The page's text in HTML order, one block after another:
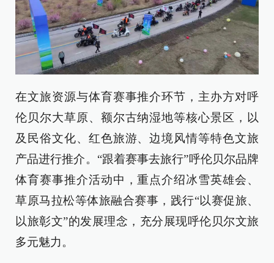
在文旅资源与体育赛事推介环节，主办方对呼
伦贝尔大草原、额尔古纳湿地等核心景区，以
及民俗文化、红色旅游、边境风情等特色文旅
产品进行推介。“跟着赛事去旅行”呼伦贝尔品牌
体育赛事推介活动中，重点介绍冰雪英雄会、
草原马拉松等体旅融合赛事，践行“以赛促旅、
以旅彰文”的发展理念，充分展现呼伦贝尔文旅
多元魅力。